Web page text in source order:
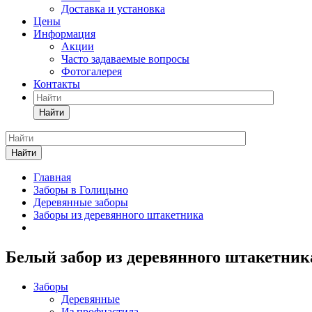
Доставка и установка
Цены
Информация
Акции
Часто задаваемые вопросы
Фотогалерея
Контакты
Найти
Найти
Главная
Заборы в Голицыно
Деревянные заборы
Заборы из деревянного штакетника
Белый забор из деревянного
Заборы
Деревянные